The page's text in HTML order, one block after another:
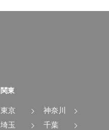
関東
東京
神奈川
埼玉
千葉